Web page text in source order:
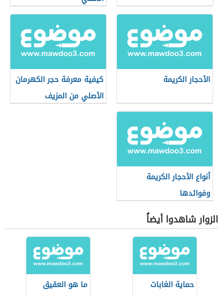
الأحجار الكريمة
كيفية معرفة حجر الكهرمان
الأصلي من المزيف
أنواع الأحجار الكريمة
وفوائدها
الزوار شاهدوا أيضاً
حماية الغابات ما هو العقيق